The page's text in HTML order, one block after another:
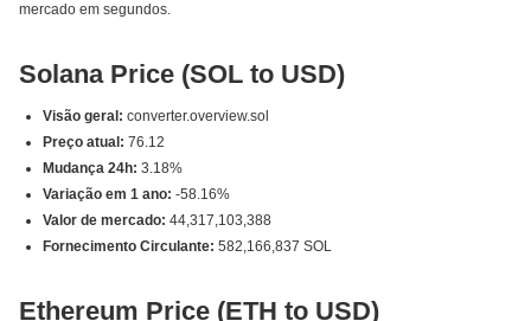
mercado em segundos.
Solana Price (SOL to USD)
Visão geral: converter.overview.sol
Preço atual: 76.12
Mudança 24h: 3.18%
Variação em 1 ano: -58.16%
Valor de mercado: 44,317,103,388
Fornecimento Circulante: 582,166,837 SOL
Ethereum Price (ETH to USD)